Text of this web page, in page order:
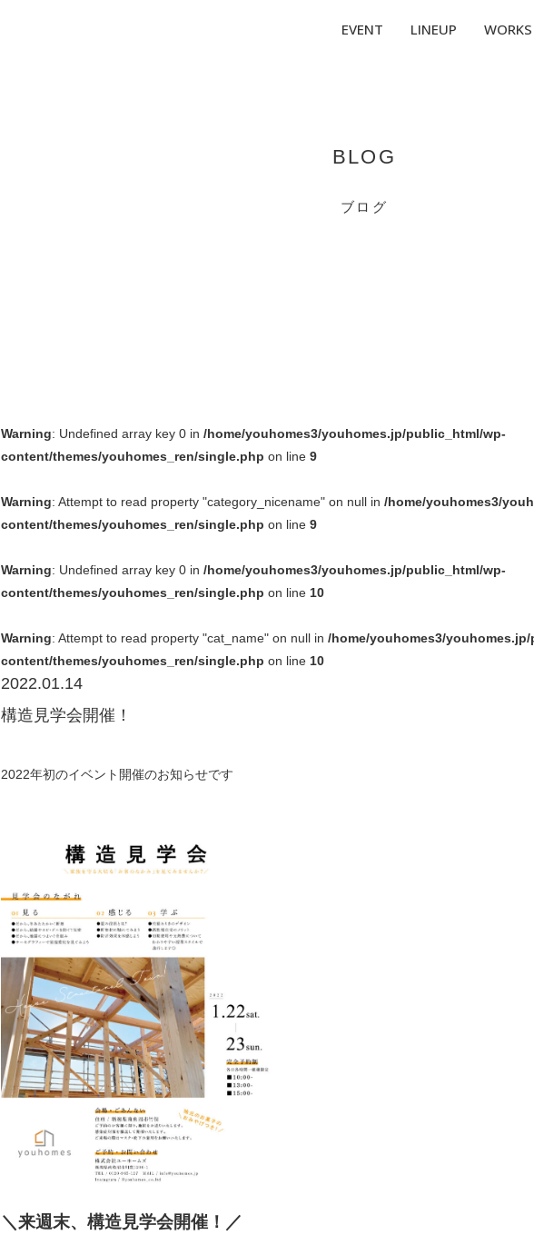
EVENT LINEUP WORKS
BLOG
ブログ
Warning: Undefined array key 0 in /home/youhomes3/youhomes.jp/public_html/wp-
content/themes/youhomes_ren/single.php on line 9
Warning: Attempt to read property "category_nicename" on null in /home/youhomes3/
content/themes/youhomes_ren/single.php on line 9
Warning: Undefined array key 0 in /home/youhomes3/youhomes.jp/public_html/wp-
content/themes/youhomes_ren/single.php on line 10
Warning: Attempt to read property "cat_name" on null in /home/youhomes3/
content/themes/youhomes_ren/single.php on line 10
2022.01.14
構造見学会開催！
2022年初のイベント開催のお知らせです
＼来週末、構造見学会開催！／